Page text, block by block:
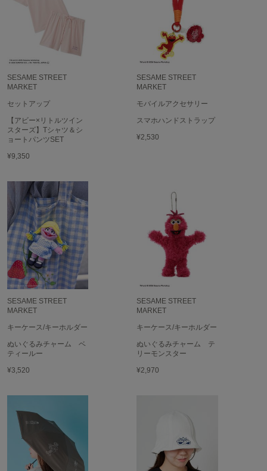
スペルガ
TAW&TOE
TEVA
テバ
The Barnnet
ザバーネット
THE NORTH FACE
ザ・ノース・フェイス
TODAYFUL
トゥデイフル
TSURU by Mariko Oikawa
ツルバイマリコオイカワ
UGG
UNDERSON UNDERSON
アンダーソン アンダーソン
un/neu
URBAN RESEARCH ROSSO
アーバンリサーチ ロッソ
USAGI Books
ウサギブックス
SESAME STREET
MARKET
セットアップ
【アビー×リトルツイン
スターズ】Tシャツ＆シ
ョートパンツSET
¥9,350
SESAME STREET
MARKET
モバイルアクセサリー
スマホハンドストラップ
¥2,530
SESAME STREET
MARKET
キーケース/キーホルダー
ぬいぐるみチャーム ベ
ティールー
¥3,520
SESAME STREET
MARKET
キーケース/キーホルダー
ぬいぐるみチャーム テ
リーモンスター
¥2,970